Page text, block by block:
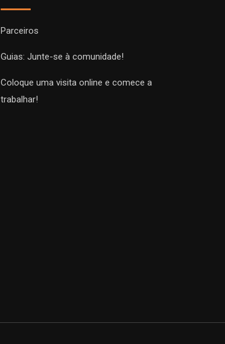
Parceiros
Guias: Junte-se à comunidade!
Coloque uma visita online e comece a
trabalhar!